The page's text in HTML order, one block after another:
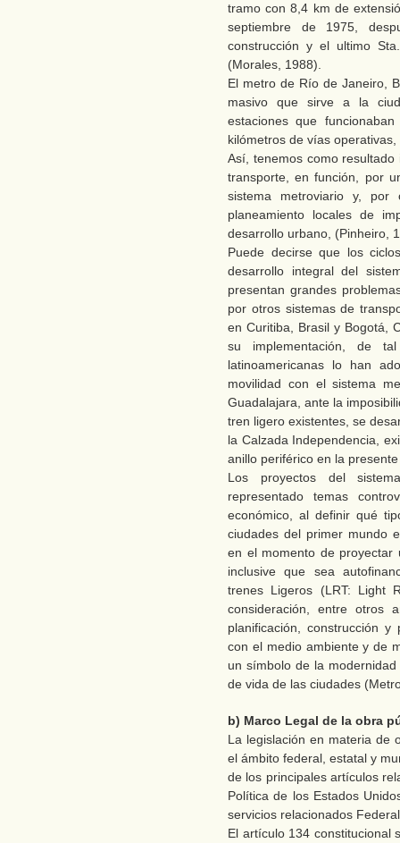
tramo con 8,4 km de
septiembre de 1975,
construcción y el ultimo
(Morales, 1988).
El metro de Río de Janeiro,
masivo que sirve a la
estaciones que
kilómetros de vías
Así, tenemos como
transporte, en función, por
sistema metroviario y,
planeamiento locales de
desarrollo urbano, (Pinheiro,
Puede decirse que los
desarrollo integral del
presentan grandes
por otros sistemas de
en Curitiba, Brasil y Bogotá,
su implementación, de
latinoamericanas lo han
movilidad con el sistema
Guadalajara, ante la
tren ligero existentes, se
la Calzada Independencia,
anillo periférico en la
Los proyectos del
representado temas
económico, al definir qué
ciudades del primer mundo
en el momento de proyectar
inclusive que sea
trenes Ligeros (LRT: Light
consideración, entre otros
planificación, construcción
con el medio ambiente y de
un símbolo de la
de vida de las ciudades
b) Marco Legal de la obra
La legislación en materia de
el ámbito federal, estatal y
de los principales artículos
Política de los Estados
servicios relacionados
El artículo 134 constitucional